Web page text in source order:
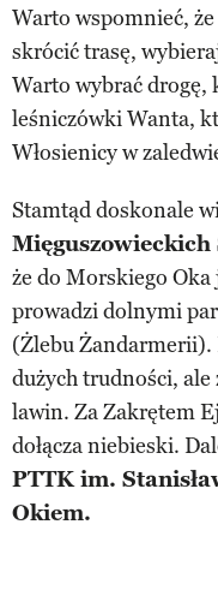
Warto wspomnieć,
skrócić trasę,
Warto wybrać drogę,
leśniczówki Wanta,
Włosienicy w
Stamtąd doskonale
że do Morskiego
prowadzi dolnymi
(Żlebu Żandarmerii).
dużych trudności, ale
lawin. Za Zakrętem
dołącza niebieski.
PTTK im.
Okiem.